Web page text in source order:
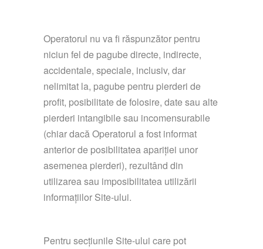
Operatorul nu va fi răspunzător pentru
niciun fel de pagube directe, indirecte,
accidentale, speciale, inclusiv, dar
nelimitat la, pagube pentru pierderi de
profit, posibilitate de folosire, date sau alte
pierderi intangibile sau incomensurabile
(chiar dacă Operatorul a fost informat
anterior de posibilitatea apariției unor
asemenea pierderi), rezultând din
utilizarea sau imposibilitatea utilizării
informațiilor Site-ului.
Pentru secțiunile Site-ului care pot